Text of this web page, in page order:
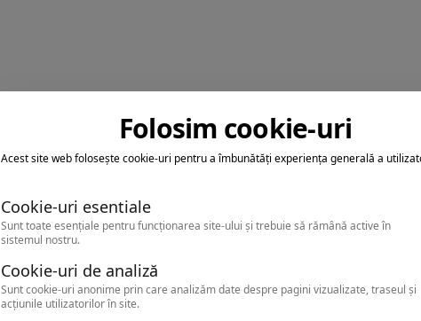
Folosim cookie-uri
Acest site web folosește cookie-uri pentru a îmbunătăți experiența generală a
Cookie-uri esentiale
Sunt toate esențiale pentru funcționarea site-ului și trebuie să rămână active în
sistemul nostru.
Cookie-uri de analiză
Sunt cookie-uri anonime prin care analizăm date despre pagini vizualizate, traseul și
acțiunile utilizatorilor în site.